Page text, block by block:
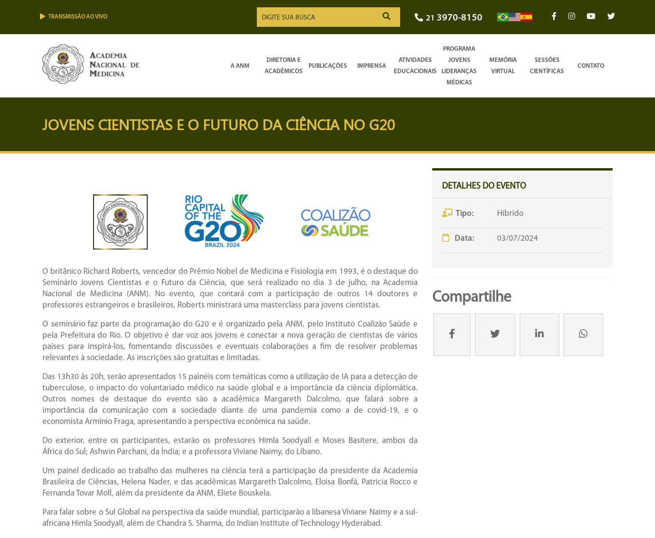
TRANSMISSÃO AO VIVO 21 3970-8150
A ANM
DIRETORIA E
ACADÊMICOS
PUBLICAÇÕES IMPRENSA
ATIVIDADES
EDUCACIONAIS
PROGRAMA
JOVENS
LIDERANÇAS
MÉDICAS
MEMÓRIA
VIRTUAL
SESSÕES
CIENTÍFICAS
CONTATO
JOVENS CIENTISTAS E O FUTURO DA CIÊNCIA NO G20
O britânico Richard Roberts, vencedor do Prêmio Nobel de Medicina e Fisiologia em 1993, é o destaque do
Seminário Jovens Cientistas e o Futuro da Ciência, que será realizado no dia 3 de julho, na Academia
Nacional de Medicina (ANM). No evento, que contará com a participação de outros 14 doutores e
professores estrangeiros e brasileiros, Roberts ministrará uma masterclass para jovens cientistas.
O seminário faz parte da programação do G20 e é organizado pela ANM, pelo Instituto Coalizão Saúde e
pela Prefeitura do Rio. O objetivo é dar voz aos jovens e conectar a nova geração de cientistas de vários
países para inspirá-los, fomentando discussões e eventuais colaborações a fim de resolver problemas
relevantes à sociedade. As inscrições são gratuitas e limitadas.
Das 13h30 às 20h, serão apresentados 15 painéis com temáticas como a utilização de IA para a detecção de
tuberculose, o impacto do voluntariado médico na saúde global e a importância da ciência diplomática.
Outros nomes de destaque do evento são a acadêmica Margareth Dalcolmo, que falará sobre a
importância da comunicação com a sociedade diante de uma pandemia como a de covid-19, e o
economista Armínio Fraga, apresentando a perspectiva econômica na saúde.
Do exterior, entre os participantes, estarão os professores Himla Soodyall e Moses Basitere, ambos da
África do Sul; Ashwin Parchani, da Índia; e a professora Viviane Naimy, do Líbano.
Um painel dedicado ao trabalho das mulheres na ciência terá a participação da presidente da Academia
Brasileira de Ciências, Helena Nader, e das acadêmicas Margareth Dalcolmo, Eloisa Bonfá, Patricia Rocco e
Fernanda Tovar Moll, além da presidente da ANM, Eliete Bouskela.
Para falar sobre o Sul Global na perspectiva da saúde mundial, participarão a libanesa Viviane Naimy e a sul-
africana Himla Soodyall, além de Chandra S. Sharma, do Indian Institute of Technology Hyderabad.
DETALHES DO EVENTO
Tipo: Híbrido
Data: 03/07/2024
Compartilhe